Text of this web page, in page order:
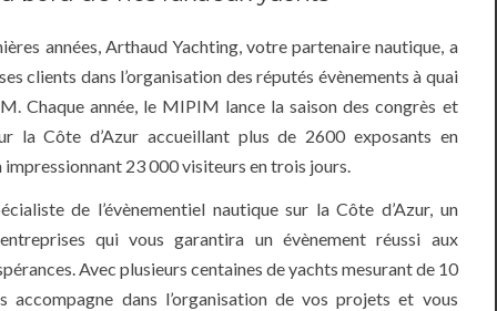
années, Arthaud Yachting, votre partenaire nautique, a
clients dans l’organisation des réputés évènements à quai
Chaque année, le MIPIM lance la saison des congrès et
la Côte d’Azur accueillant plus de 2600 exposants en
23 000 visiteurs en trois jours.
de l’évènementiel nautique sur la Côte d’Azur, un
qui vous garantira un évènement réussi aux
Avec plusieurs centaines de yachts mesurant de 10
accompagne dans l’organisation de vos projets et vous